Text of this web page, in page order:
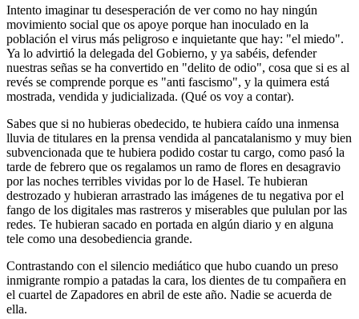
Intento imaginar tu desesperación de ver como no hay ningún
movimiento social que os apoye porque han inoculado en la
población el virus más peligroso e inquietante que hay: "el miedo".
Ya lo advirtió la delegada del Gobierno, y ya sabéis, defender
nuestras señas se ha convertido en "delito de odio", cosa que si es al
revés se comprende porque es "anti fascismo", y la quimera está
mostrada, vendida y judicializada. (Qué os voy a contar).
Sabes que si no hubieras obedecido, te hubiera caído una inmensa
lluvia de titulares en la prensa vendida al pancatalanismo y muy bien
subvencionada que te hubiera podido costar tu cargo, como pasó la
tarde de febrero que os regalamos un ramo de flores en desagravio
por las noches terribles vividas por lo de Hasel. Te hubieran
destrozado y hubieran arrastrado las imágenes de tu negativa por el
fango de los digitales mas rastreros y miserables que pululan por las
redes. Te hubieran sacado en portada en algún diario y en alguna
tele como una desobediencia grande.
Contrastando con el silencio mediático que hubo cuando un preso
inmigrante rompio a patadas la cara, los dientes de tu compañera en
el cuartel de Zapadores en abril de este año. Nadie se acuerda de
ella.